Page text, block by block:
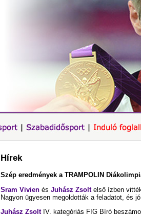
Hírek
Szép eredmények a TRAMPOLIN
Sram Vivien és Juhász Zsoltelső ízben
Nagyon ügyesen megoldották a feladatot, és
Juhász ZsoltIV. kategóriás FIG Bíró